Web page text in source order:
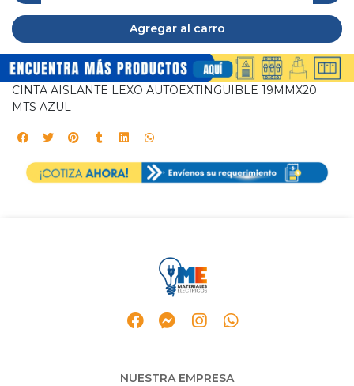
Agregar al carro
CINTA AISLANTE LEXO AUTOEXTINGUIBLE 19MMX20
MTS AZUL
NUESTRA EMPRESA